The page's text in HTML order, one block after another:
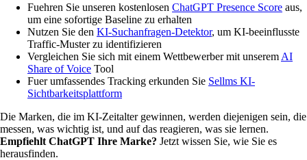
Fuehren Sie unseren kostenlosen ChatGPT Presence Score aus,
um eine sofortige Baseline zu erhalten
Nutzen Sie den KI-Suchanfragen-Detektor, um KI-beeinflusste
Traffic-Muster zu identifizieren
Vergleichen Sie sich mit einem Wettbewerber mit unserem AI
Share of Voice Tool
Fuer umfassendes Tracking erkunden Sie Sellms KI-
Sichtbarkeitsplattform
Die Marken, die im KI-Zeitalter gewinnen, werden diejenigen sein, die
messen, was wichtig ist, und auf das reagieren, was sie lernen.
Empfiehlt ChatGPT Ihre Marke? Jetzt wissen Sie, wie Sie es
herausfinden.